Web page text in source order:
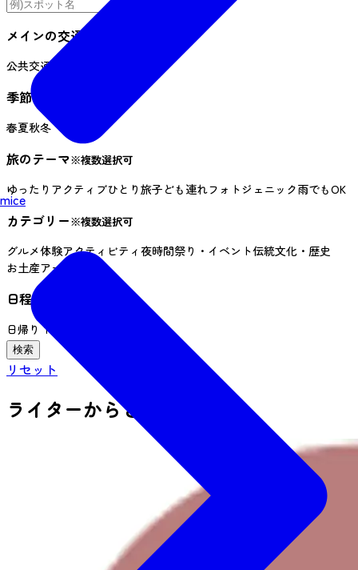
mice
メインの交通手段
公共交通機関
季節
春夏秋冬
旅のテーマ※複数選択可
ゆったり アクティブひとり旅子ども連れフォトジェニック雨でもOK
カテゴリー※複数選択可
グルメ体験アクティビティ 夜時間祭り・イベント伝統文化・歴史
お土産アート
日程※複数選択可
日帰り１泊２日
リセット
ライターからさがす